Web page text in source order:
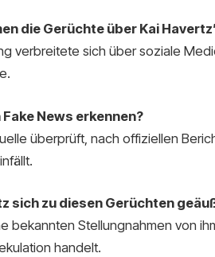
die Gerüchte über Kai
verbreitete sich über soziale
News erkennen?
überprüft, nach offiziellen
sich zu diesen Gerüchten
bekannten Stellungnahmen von
handelt.